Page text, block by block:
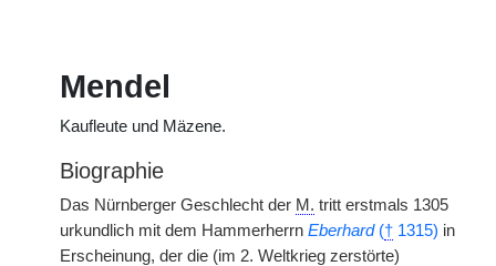
Mendel
Kaufleute und Mäzene.
Biographie
Das Nürnberger Geschlecht der M. tritt erstmals 1305
urkundlich mit dem Hammerherrn Eberhard(† 1315) in
Erscheinung, der die (im 2. Weltkrieg zerstörte)